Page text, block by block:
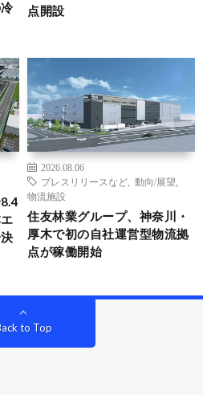
点開設
2026.08.06
プレスリリースなど
動向/展望
物流施設
住友林業グループ、神奈川・
厚木で初の自社運営型物流拠
点が稼働開始
to Top